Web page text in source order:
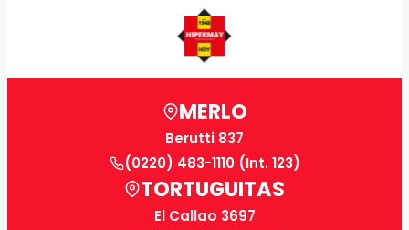
MERLO
Berutti 837
(0220) 483-1110 (Int. 123)
TORTUGUITAS
El Callao 3697